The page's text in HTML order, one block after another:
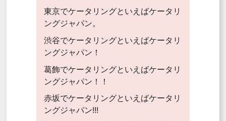
東京でケータリングといえばケータリ
ングジャパン。
渋谷でケータリングといえばケータリ
ングジャパン！
葛飾でケータリングといえばケータリ
ングジャパン！！
赤坂でケータリングといえばケータリ
ングジャパン!!!